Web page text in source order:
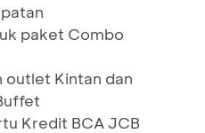
paket Combo
outlet Kintan dan
Kredit BCA JCB